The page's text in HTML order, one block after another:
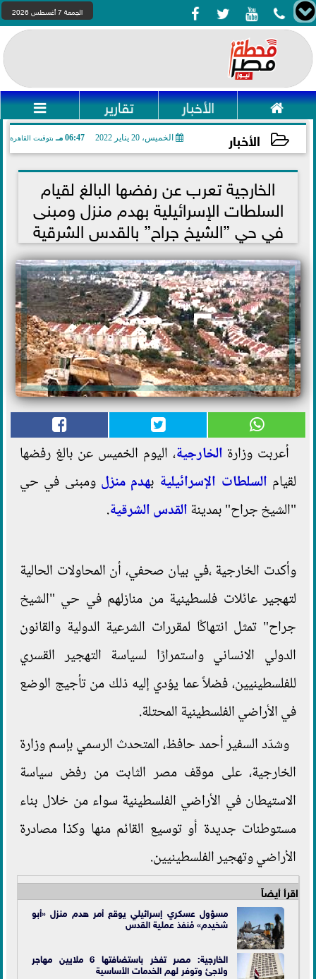
    الجمعة 7 أغسطس 2026
 الأخبار تقارير 
الأخبار الخميس، 20 يناير 2022 06:47 مـ بتوقيت القاهرة
2022-01-20 18:47:14الخارجية تعرب عن رفضها البالغ لقيام
السلطات الإسرائيلية بهدم منزل ومبنى
في حي ”الشيخ جراح” بالقدس الشرقية
أعربت وزارة الخارجية، اليوم الخميس عن بالغ رفضها
لقيام السلطات الإسرائيلية بهدم منزل ومبنى في حي
"الشيخ جراح" بمدينةالقدس الشرقية.
وأكدت الخارجية ،في بيان صحفي، أن المحاولات الحالية
لتهجير عائلات فلسطينية من منازلهم في حي "الشيخ
جراح" تمثل انتهاكًا لمقررات الشرعية الدولية والقانون
الدولي الانساني واستمرارًا لسياسة التهجير القسري
للفلسطينيين، فضلاً عما يؤدي إليه ذلك من تأجيج الوضع
في الأراضي الفلسطينية المحتلة.
وشدّد السفير أحمد حافظ، المتحدث الرسمي بإسم وزارة
الخارجية، على موقف مصر الثابت من رفض سياسة
الاستيطان في الأراضي الفلسطينية سواء من خلال بناء
مستوطنات جديدة أو توسيع القائم منها وكذا مصادرة
الأراضي وتهجير الفلسطينيين.
اقرأ أيضاً
مسؤول عسكري إسرائيلي يوقع أمر هدم منزل «أبو
شخيدم» مُنفذ عملية القدس
الخارجية: مصر تفخر باستضافتها 6 ملايين مهاجر
ولاجئ وتوفر لهم الخدمات الأساسية